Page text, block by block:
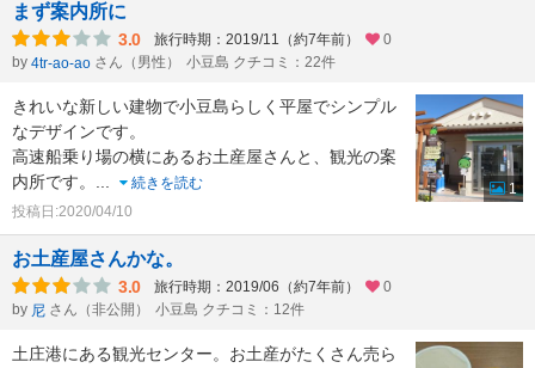
まず案内所に
3.0 旅行時期：2019/11（約7年前）
0
by 4tr-ao-ao さん（男性） 小豆島 クチコミ：22件
きれいな新しい建物で小豆島らしく平屋でシンプル
なデザインです。
高速船乗り場の横にあるお土産屋さんと、観光の案
内所です。
続きを読む
投稿日:2020/04/10
1
お土産屋さんかな。
3.0 旅行時期：2019/06（約7年前）
0
by 尼 さん（非公開） 小豆島 クチコミ：12件
土庄港にある観光センター。お土産がたくさん売ら